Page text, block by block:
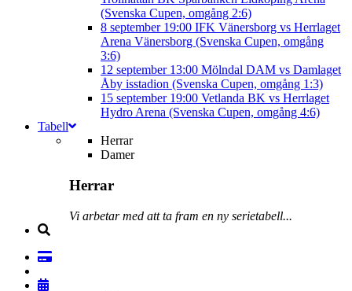
(Svenska Cupen, omgång 2:6)
8 september 19:00 IFK Vänersborg vs Herrlaget
Arena Vänersborg (Svenska Cupen, omgång
3:6)
12 september 13:00 Mölndal DAM vs Damlaget
Åby isstadion (Svenska Cupen, omgång 1:3)
15 september 19:00 Vetlanda BK vs Herrlaget
Hydro Arena (Svenska Cupen, omgång 4:6)
Tabell
Herrar
Damer
Herrar
Vi arbetar med att ta fram en ny serietabell...